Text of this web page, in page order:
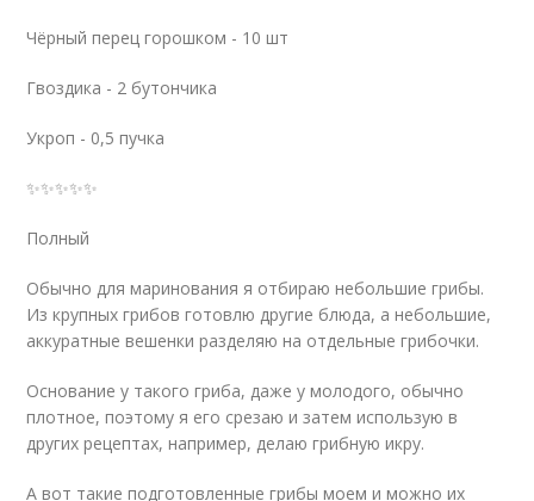
Чёрный перец горошком - 10 шт
Гвоздика - 2 бутончика
Укроп - 0,5 пучка
✨✨✨✨✨
Полный
Обычно для маринования я отбираю небольшие грибы.
Из крупных грибов готовлю другие блюда, а небольшие,
аккуратные вешенки разделяю на отдельные грибочки.
Основание у такого гриба, даже у молодого, обычно
плотное, поэтому я его срезаю и затем использую в
других рецептах, например, делаю грибную икру.
А вот такие подготовленные грибы моем и можно их